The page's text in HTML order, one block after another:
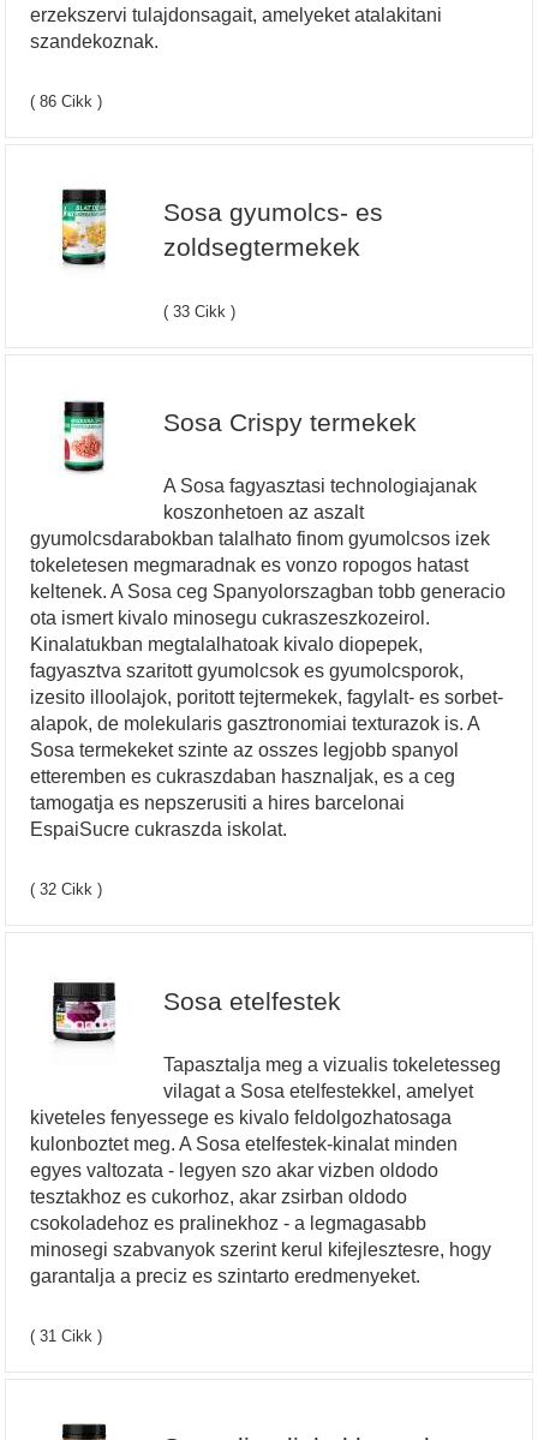
erzekszervi tulajdonsagait, amelyeket atalakitani
szandekoznak.
( 86 Cikk )
Sosa gyumolcs- es
zoldsegtermekek
( 33 Cikk )
Sosa Crispy termekek
A Sosa fagyasztasi technologiajanak
koszonhetoen az aszalt
gyumolcsdarabokban talalhato finom gyumolcsos izek
tokeletesen megmaradnak es vonzo ropogos hatast
keltenek. A Sosa ceg Spanyolorszagban tobb generacio
ota ismert kivalo minosegu cukraszeszkozeirol.
Kinalatukban megtalalhatoak kivalo diopepek,
fagyasztva szaritott gyumolcsok es gyumolcsporok,
izesito illoolajok, poritott tejtermekek, fagylalt- es sorbet-
alapok, de molekularis gasztronomiai texturazok is. A
Sosa termekeket szinte az osszes legjobb spanyol
etteremben es cukraszdaban hasznaljak, es a ceg
tamogatja es nepszerusiti a hires barcelonai
EspaiSucre cukraszda iskolat.
( 32 Cikk )
Sosa etelfestek
Tapasztalja meg a vizualis tokeletesseg
vilagat a Sosa etelfestekkel, amelyet
kiveteles fenyessege es kivalo feldolgozhatosaga
kulonboztet meg. A Sosa etelfestek-kinalat minden
egyes valtozata - legyen szo akar vizben oldodo
tesztakhoz es cukorhoz, akar zsirban oldodo
csokoladehoz es pralinekhoz - a legmagasabb
minosegi szabvanyok szerint kerul kifejlesztesre, hogy
garantalja a preciz es szintarto eredmenyeket.
( 31 Cikk )